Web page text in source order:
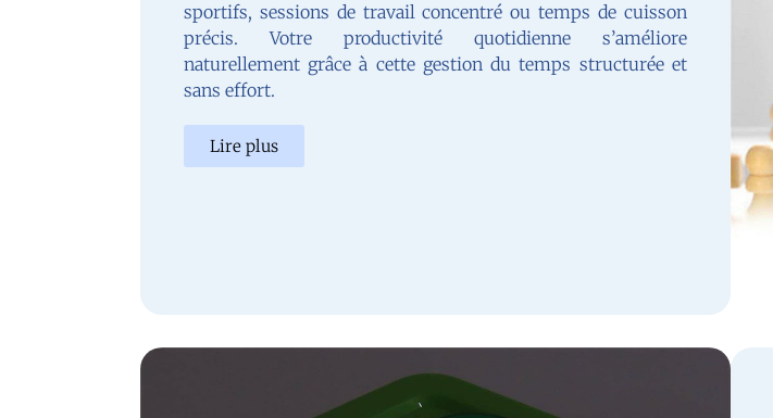
sportifs, sessions de travail concentré ou temps de cuisson
précis. Votre productivité quotidienne s’améliore
naturellement grâce à cette gestion du temps structurée et
sans effort.
Lire plus